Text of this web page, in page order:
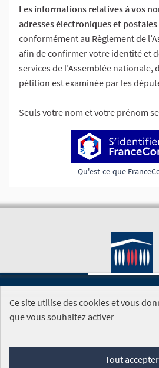
Les informations relatives à vos
adresses électroniques et
conformément au Règlement de
afin de confirmer votre identité et
services de l’Assemblée nationale,
pétition est examinée par les
Seuls votre nom et votre prénom
Qu'est-ce-que
SITE DE L'ASSEMBLÉE
Foire aux
Conditions générales d'utilisation
Ce site utilise des cookies et vous
que vous souhaitez activer
Tout accepter